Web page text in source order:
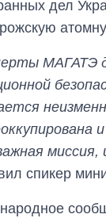
дел
МАГАТЭ
миссия,
спикер